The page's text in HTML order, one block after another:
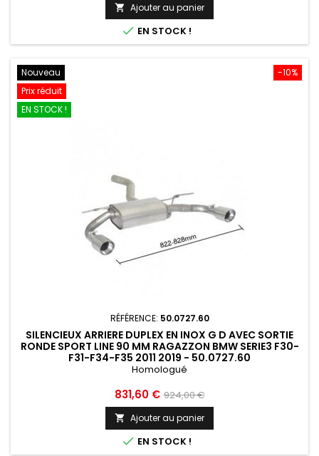
base
 Ajouter au panier
 EN STOCK !
-10%
Nouveau
Prix réduit
EN STOCK !
RÉFÉRENCE: 50.0727.60
SILENCIEUX ARRIERE DUPLEX EN INOX G D AVEC SORTIE
RONDE SPORT LINE 90 MM RAGAZZON BMW SERIE3 F30-
F31-F34-F35 2011 2019 - 50.0727.60
Homologué
Prix
831,60 € Prix
de
base
924,00 €
 Ajouter au panier
 EN STOCK !